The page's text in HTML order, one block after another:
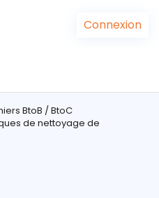
Connexion
BtoB / BtoC
de nettoyage de